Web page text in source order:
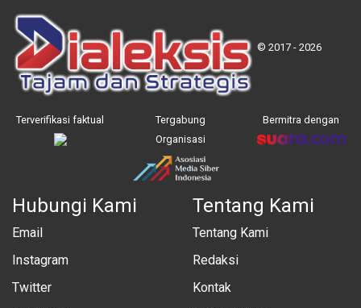
© 2017 - 2026
Terverifikasi faktual
Tergabung
Organisasi
Bermitra dengan
Hubungi Kami
Email
Instagram
Twitter
Tentang Kami
Tentang Kami
Redaksi
Kontak